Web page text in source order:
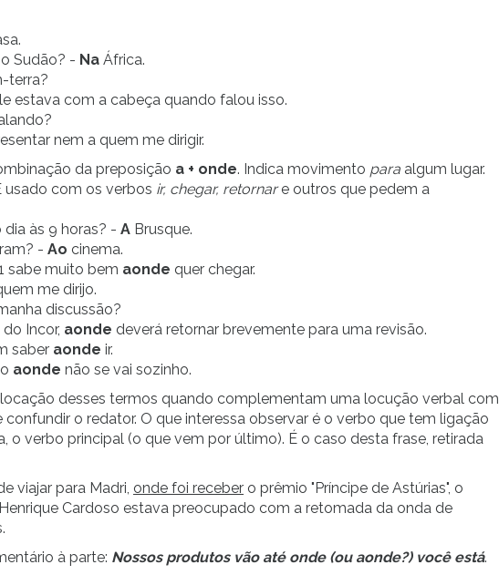
Sudão? - Na África.
terra?
estava com a cabeça quando falou isso.
nem a quem me dirigir.
da preposição a + onde. Indica movimento para algum lugar.
usado com os verbos ir, chegar, retornare outros que pedem a
às 9 horas? - A Brusque.
- Ao cinema.
sabe muito bem aonde quer chegar.
me dirijo.
discussão?
Incor, aonde deverá retornar brevemente para uma revisão.
saber aonde ir.
aonde não se vai sozinho.
desses termos quando complementam uma locução verbal com
confundir o redator. O que interessa observar é o verbo que tem ligação
o verbo principal (o que vem por último). É o caso desta frase, retirada
viajar para Madri, onde foi receber o prêmio "Príncipe de Astúrias", o
Cardoso estava preocupado com a retomada da onda de
à parte: Nossos produtos vão até onde (ou aonde?) você está.